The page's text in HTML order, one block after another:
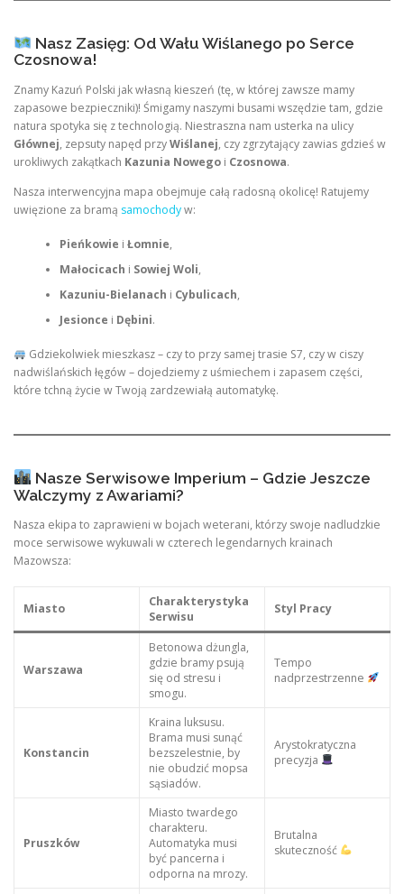
Nasz Zasięg: Od Wału Wiślanego po Serce
Czosnowa!
Znamy Kazuń Polski jak własną kieszeń (tę, w której zawsze mamy
zapasowe bezpieczniki)! Śmigamy naszymi busami wszędzie tam, gdzie
natura spotyka się z technologią. Niestraszna nam usterka na ulicy
Głównej, zepsuty napęd przyWiślanej, czy zgrzytający zawias gdzieś w
urokliwych zakątkach Kazunia Nowego i Czosnowa.
Nasza interwencyjna mapa obejmuje całą radosną okolicę! Ratujemy
uwięzione za bramą samochodyw:
Pieńkowie i Łomnie,
Małocicach i Sowiej Woli,
Kazuniu-Bielanach i Cybulicach,
Jesionce i Dębini.
Gdziekolwiek mieszkasz – czy to przy samej trasie S7, czy w ciszy
nadwiślańskich łęgów – dojedziemy z uśmiechem i zapasem części,
które tchną życie w Twoją zardzewiałą automatykę.
Nasze Serwisowe Imperium – Gdzie Jeszcze
Walczymy z Awariami?
Nasza ekipa to zaprawieni w bojach weterani, którzy swoje nadludzkie
moce serwisowe wykuwali w czterech legendarnych krainach
Mazowsza:
Miasto
Charakterystyka
Serwisu
Styl Pracy
Warszawa
Betonowa dżungla,
gdzie bramy psują
się od stresu i
smogu.
Tempo
nadprzestrzenne
Konstancin
Kraina luksusu.
Brama musi sunąć
bezszelestnie, by
nie obudzić mopsa
sąsiadów.
Arystokratyczna
precyzja
Pruszków
Miasto twardego
charakteru.
Automatyka musi
być pancerna i
odporna na mrozy.
Brutalna
skuteczność